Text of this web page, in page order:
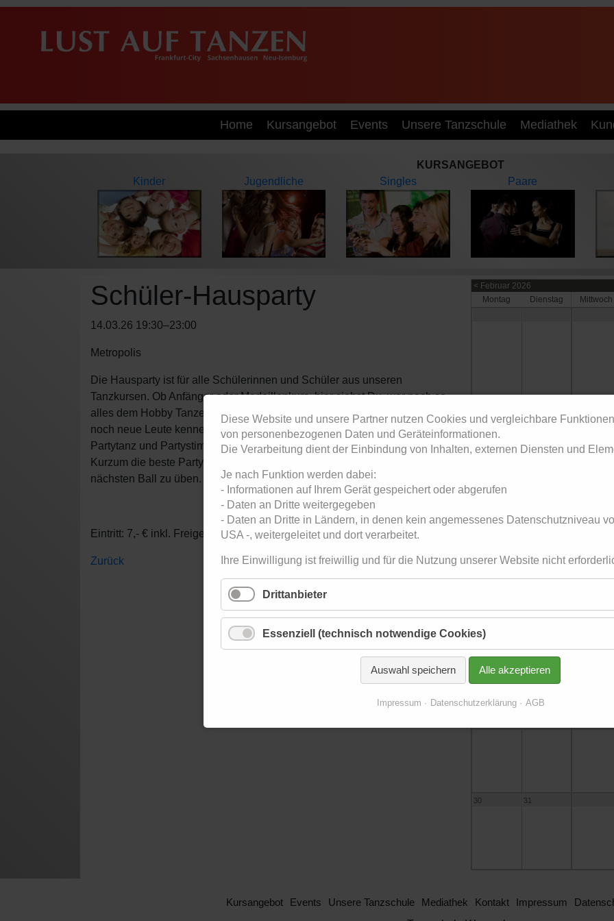
Home Kursangebot Events Unsere Tanzschule Mediathek
KURSANGEBOT
Kinder
Jugendliche Singles Paare
Schüler-Hausparty
14.03.26 19:30–23:00
Metropolis
Die Hausparty ist für alle Schülerinnen und Schüler aus unseren
Tanzkursen. Ob Anfänger oder Medaillenkurs, hier siehst Du, wer noch so
alles dem Hobby Tanzen nach geht. So ganz nebenbei lernst Du auch
noch neue Leute kennen, den ein oder anderen neuen Tanzschritt oder
Partytanz und Partystimmung kommt auch nicht zu kurz.
Kurzum die beste Party, um den Samstagabend zu verbringen und für den
nächsten Ball zu üben.
Eintritt: 7,- € inkl. Freigetränk
Zurück
< Februar 2026
Montag Dienstag Mittwoch
2
3 4
9
10 11
30 31
Kursangebot Events Unsere Tanzschule Mediathek Kontakt Impressum
Diese Website und unsere Partner nutzen Cookies und vergleichbare
von personenbezogenen Daten und Geräteinformationen.
Die Verarbeitung dient der Einbindung von Inhalten, externen Diensten und
Je nach Funktion werden dabei:
- Informationen auf Ihrem Gerät gespeichert oder abgerufen
- Daten an Dritte weitergegeben
- Daten an Dritte in Ländern, in denen kein angemessenes Datenschutzniveau
USA -, weitergeleitet und dort verarbeitet.
Ihre Einwilligung ist freiwillig und für die Nutzung unserer Website nicht
Drittanbieter
Essenziell (technisch notwendige Cookies)
Auswahl speichern Alle akzeptieren
Impressum Datenschutzerklärung AGB